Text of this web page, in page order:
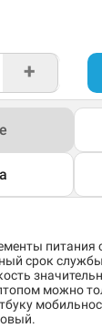
+
питания
срок
можно